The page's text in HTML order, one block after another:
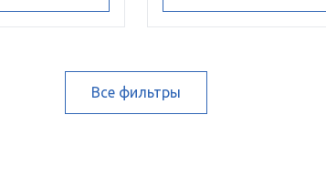
Все фильтры